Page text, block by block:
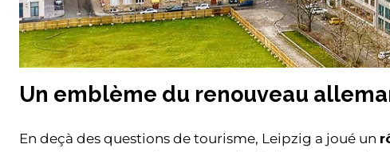
Un emblème du renouveau
En deçà des questions de tourisme, Leipzig a joué un